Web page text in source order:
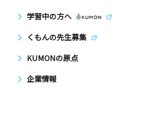
学習中の方へ
くもんの先生募集
KUMONの原点
企業情報